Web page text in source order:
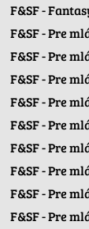
F&SF -
F&SF - Pre
F&SF - Pre
F&SF - Pre
F&SF - Pre
F&SF - Pre
F&SF - Pre
F&SF - Pre
F&SF - Pre
F&SF - Pre